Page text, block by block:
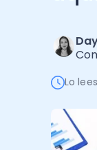
Software
AutoresLo